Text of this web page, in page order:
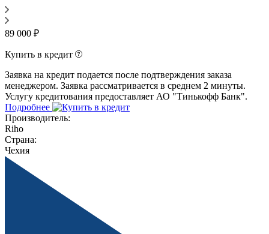
89 000 ₽
Купить в кредит
Заявка на кредит подается после подтверждения заказа
менеджером. Заявка рассматривается в среднем 2 минуты.
Услугу кредитования предоставляет АО "Тинькофф Банк".
Подробнее
Производитель:
Riho
Страна:
Чехия